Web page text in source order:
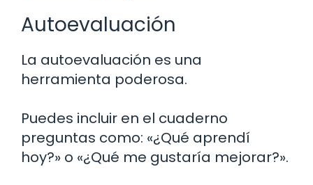
Autoevaluación
La autoevaluación es una
herramienta poderosa.
Puedes incluir en el cuaderno
preguntas como: «¿Qué aprendí
hoy?» o «¿Qué me gustaría mejorar?».